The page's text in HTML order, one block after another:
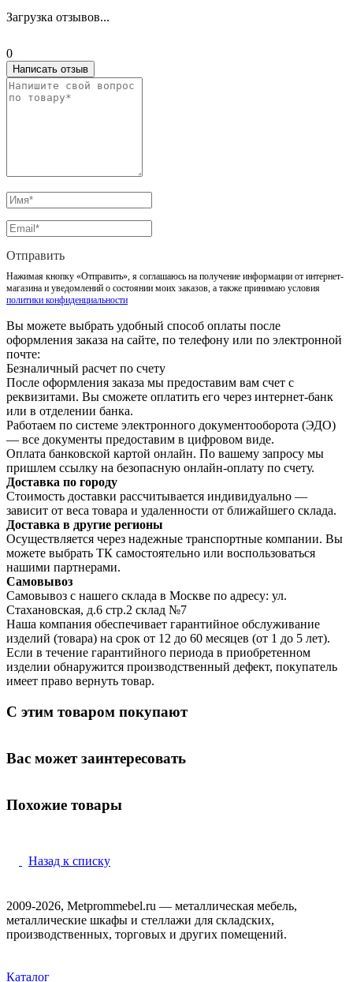
Загрузка отзывов...
0
Написать отзыв
Отправить
Нажимая кнопку «Отправить», я соглашаюсь на получение информации от интернет-
магазина и уведомлений о состоянии моих заказов, а также принимаю условия
политики конфиденциальности
Вы можете выбрать удобный способ оплаты после
оформления заказа на сайте, по телефону или по электронной
почте:
Безналичный расчет по счету
После оформления заказа мы предоставим вам счет с
реквизитами. Вы сможете оплатить его через интернет-банк
или в отделении банка.
Работаем по системе электронного документооборота (ЭДО)
— все документы предоставим в цифровом виде.
Оплата банковской картой онлайн. По вашему запросу мы
пришлем ссылку на безопасную онлайн-оплату по счету.
Доставка по городу
Стоимость доставки рассчитывается индивидуально —
зависит от веса товара и удаленности от ближайшего склада.
Доставка в другие регионы
Осуществляется через надежные транспортные компании. Вы
можете выбрать ТК самостоятельно или воспользоваться
нашими партнерами.
Самовывоз
Самовывоз с нашего склада в Москве по адресу: ул.
Стахановская, д.6 стр.2 склад №7
Наша компания обеспечивает гарантийное обслуживание
изделий (товара) на срок от 12 до 60 месяцев (от 1 до 5 лет).
Если в течение гарантийного периода в приобретенном
изделии обнаружится производственный дефект, покупатель
имеет право вернуть товар.
С этим товаром покупают
Вас может заинтересовать
Похожие товары
Назад к списку
2009-2026, Metprommebel.ru — металлическая мебель,
металлические шкафы и стеллажи для складских,
производственных, торговых и других помещений.
Каталог